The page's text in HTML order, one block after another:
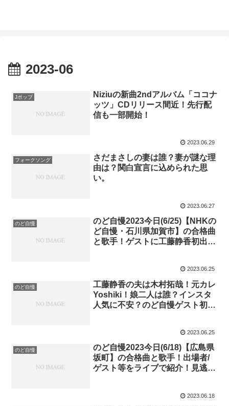
2023-06
Jポップ
Niziuの新曲2ndアルバム「ココナ
ッツ」CDリリース間近！先行配
信も一部開始！
2023.06.29
フォークソング
さだまさしの妻は誰？妻が謎な理
由は？関白宣言に込められた思
い。
2023.06.27
のど自慢
のど自慢2023今日(6/25)【NHKの
ど自慢・石川県加賀市】の合格曲
と歌手！ゲストに工藤静香初出
2023.06.25
のど自慢
工藤静香の夫は木村拓哉！元カレ
Yoshiki！娘二人は誰？インスタ
人気に不安？のど自慢ゲスト初出
2023.06.25
のど自慢
のど自慢2023今日(6/18)【広島県
坂町】の合格曲と歌手！出場者/
ゲスト等をライブで紹介！見逃
2023.06.18